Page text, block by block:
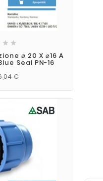
 
⌀ 20 X ⌀16 A
Seal PN-16
€